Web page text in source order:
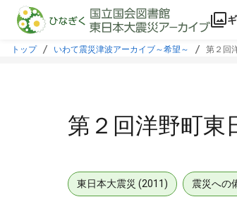
本文に飛ぶ
トップ いわて震災津波アーカイブ～希望～ 第２回
第２回洋野町東
東日本大震災 (2011) 震災への